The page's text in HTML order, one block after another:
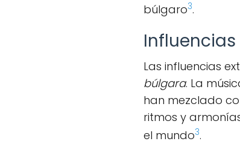
búlgaro3.
Las influencias
búlgara. La
han mezclado
ritmos y
el mundo3.